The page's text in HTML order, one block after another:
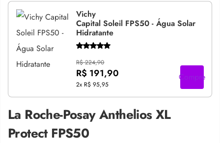
Vichy
Capital Soleil FPS50 - Água Solar
Hidratante
R$ 224,90
R$ 191,90
2x R$ 95,95
Compre
La Roche-Posay Anthelios XL
Protect FPS50